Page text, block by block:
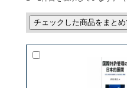
チェックした商品をまと